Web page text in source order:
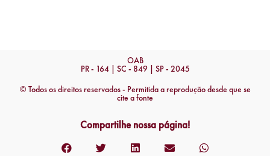
OAB
PR - 164 | SC - 849 | SP - 2045
© Todos os direitos reservados - Permitida a reprodução desde que se
cite a fonte
Compartilhe nossa página!